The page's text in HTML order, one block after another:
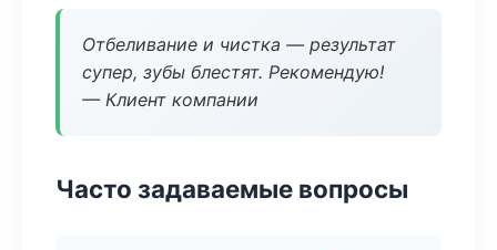
Отбеливание и чистка — результат
супер, зубы блестят. Рекомендую!
— Клиент компании
Часто задаваемые вопросы